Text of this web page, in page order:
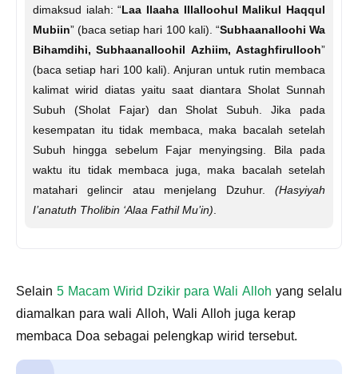
dimaksud ialah: “Laa Ilaaha Illalloohul Malikul Haqqul
Mubiin” (baca setiap hari 100 kali). “Subhaanalloohi Wa
Bihamdihi, Subhaanalloohil Azhiim, Astaghfirullooh”
(baca setiap hari 100 kali). Anjuran untuk rutin membaca
kalimat wirid diatas yaitu saat diantara Sholat Sunnah
Subuh (Sholat Fajar) dan Sholat Subuh. Jika pada
kesempatan itu tidak membaca, maka bacalah setelah
Subuh hingga sebelum Fajar menyingsing. Bila pada
waktu itu tidak membaca juga, maka bacalah setelah
matahari gelincir atau menjelang Dzuhur. (Hasyiyah
I’anatuth Tholibin ‘Alaa Fathil Mu’in).
Selain 5 Macam Wirid Dzikir para Wali Alloh yang selalu
diamalkan para wali Alloh, Wali Alloh juga kerap
membaca Doa sebagai pelengkap wirid tersebut.